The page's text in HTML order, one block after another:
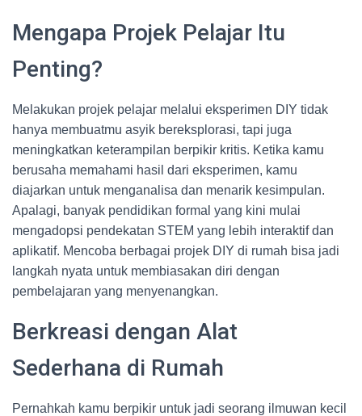
Mengapa Projek Pelajar Itu
Penting?
Melakukan projek pelajar melalui eksperimen DIY tidak
hanya membuatmu asyik bereksplorasi, tapi juga
meningkatkan keterampilan berpikir kritis. Ketika kamu
berusaha memahami hasil dari eksperimen, kamu
diajarkan untuk menganalisa dan menarik kesimpulan.
Apalagi, banyak pendidikan formal yang kini mulai
mengadopsi pendekatan STEM yang lebih interaktif dan
aplikatif. Mencoba berbagai projek DIY di rumah bisa jadi
langkah nyata untuk membiasakan diri dengan
pembelajaran yang menyenangkan.
Berkreasi dengan Alat
Sederhana di Rumah
Pernahkah kamu berpikir untuk jadi seorang ilmuwan kecil